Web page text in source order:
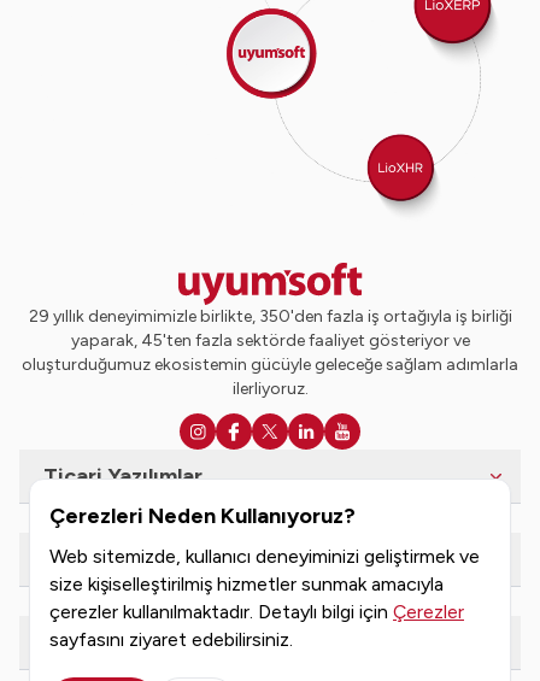
Çerezleri Neden Kullanıyoruz?
Web sitemizde, kullanıcı deneyiminizi geliştirmek ve
size kişiselleştirilmiş hizmetler sunmak amacıyla
çerezler kullanılmaktadır. Detaylı bilgi için Çerezler
sayfasını ziyaret edebilirsiniz.
29 yıllık deneyimimizle birlikte, 350'den fazla iş ortağıyla iş birliği
yaparak, 45'ten fazla sektörde faaliyet gösteriyor ve
oluşturduğumuz ekosistemin gücüyle geleceğe sağlam adımlarla
ilerliyoruz.
Ticari Yazılımlar
e-Dönüşüm Hizmetleri
Kaynaklar